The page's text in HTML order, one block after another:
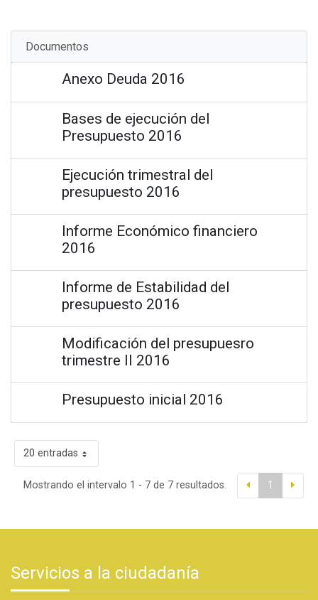
Documentos
Anexo Deuda 2016
Bases de ejecución del
Presupuesto 2016
Ejecución trimestral del
presupuesto 2016
Informe Económico financiero
2016
Informe de Estabilidad del
presupuesto 2016
Modificación del presupuesro
trimestre II 2016
Presupuesto inicial 2016
20 entradas
Mostrando el intervalo 1 - 7 de 7 resultados. 1
Servicios a la ciudadanía